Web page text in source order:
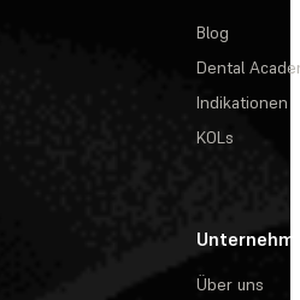
Blog
Dental
Indikationen
KOLs
Über uns